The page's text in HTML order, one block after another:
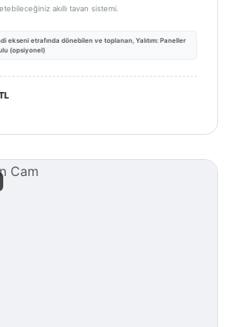
akıllı tavan sistemi.
ekseni etrafında dönebilen ve toplanan, Yalıtım: Paneller
(opsiyonel)